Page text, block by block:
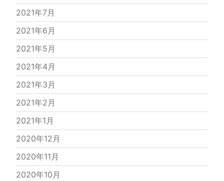
2021年7月
2021年6月
2021年5月
2021年4月
2021年3月
2021年2月
2021年1月
2020年12月
2020年11月
2020年10月